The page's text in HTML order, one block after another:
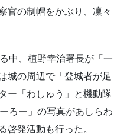
官の制帽をかぶり、凜々
中、植野幸治署長が「一
城の周辺で「登城者が足
ー「わしゅう」と機動隊
ろー」の写真があしらわ
啓発活動も行った。